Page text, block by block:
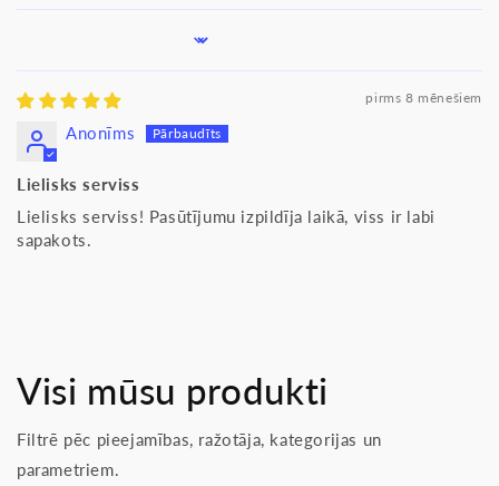
pirms 8 mēnešiem
Anonīms
Lielisks serviss
Lielisks serviss! Pasūtījumu izpildīja laikā, viss ir labi
sapakots.
Visi mūsu produkti
Filtrē pēc pieejamības, ražotāja, kategorijas un
parametriem.